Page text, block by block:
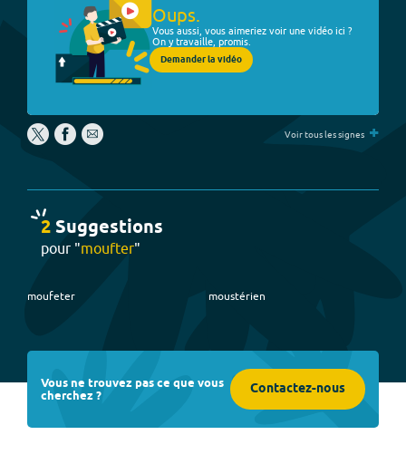
Oups.
Vous aussi, vous aimeriez voir une vidéo ici ?
On y travaille, promis.
Demander la vidéo
Voir tous les signes +
2Suggestions
pour "moufter"
moufeter moustérien
Vous ne trouvez pas ce que vous
cherchez ? Contactez-nous